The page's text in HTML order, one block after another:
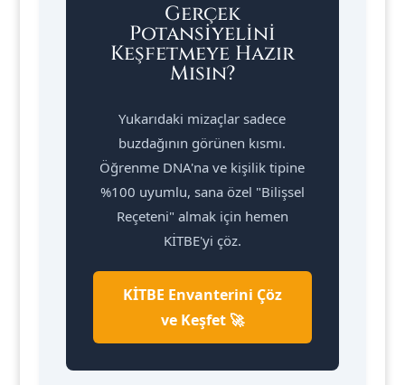
Gerçek
Potansiyelini
Keşfetmeye Hazır
Mısın?
Yukarıdaki mizaçlar sadece
buzdağının görünen kısmı.
Öğrenme DNA'na ve kişilik tipine
%100 uyumlu, sana özel "Bilişsel
Reçeteni" almak için hemen
KİTBE'yi çöz.
KİTBE Envanterini Çöz
ve Keşfet 🚀